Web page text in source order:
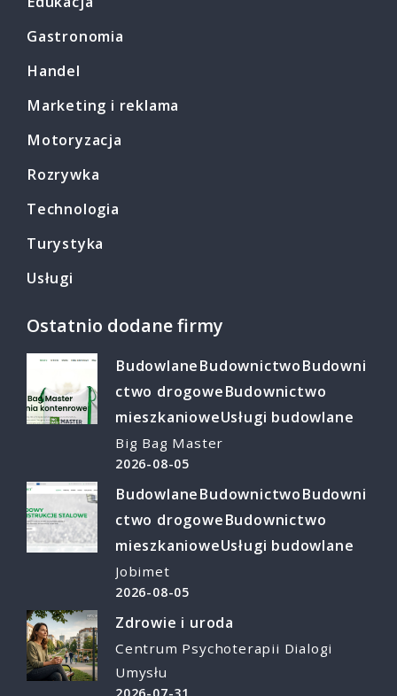
Gastronomia
Handel
Marketing i reklama
Motoryzacja
Rozrywka
Technologia
Turystyka
Usługi
Ostatnio dodane firmy
BudowlaneBudownictwoBudowni
ctwo drogoweBudownictwo
mieszkanioweUsługi budowlane
Big Bag Master
2026-08-05
BudowlaneBudownictwoBudowni
ctwo drogoweBudownictwo
mieszkanioweUsługi budowlane
Jobimet
2026-08-05
Zdrowie i uroda
Centrum Psychoterapii Dialogi
Umysłu